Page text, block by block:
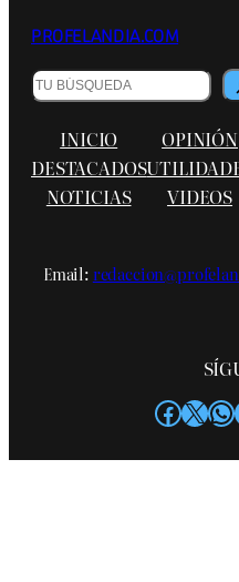
PROFELANDIA.COM
Buscar
INICIO
DESTACADOS
NOTICIAS
OPINIÓN
VIDEOS
Email:
X